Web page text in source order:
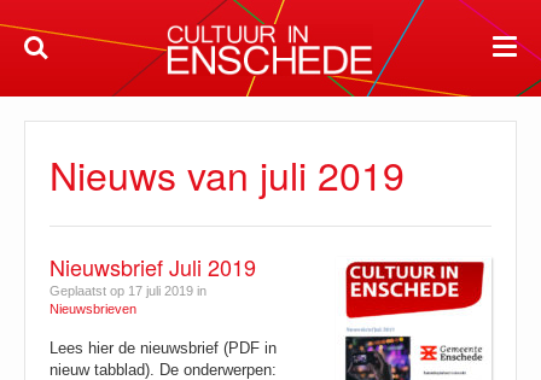
Nieuws van juli 2019
Nieuwsbrief Juli 2019
Geplaatst op 17 juli 2019 in
Nieuwsbrieven
Lees hier de nieuwsbrief (PDF in
nieuw tabblad). De onderwerpen: